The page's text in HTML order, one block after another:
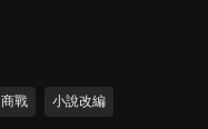
商戰 小說改編